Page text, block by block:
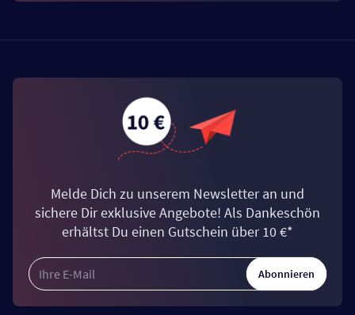
Melde Dich zu unserem Newsletter an und
sichere Dir exklusive Angebote! Als Dankeschön
erhältst Du einen Gutschein über 10 €*
Abonnieren